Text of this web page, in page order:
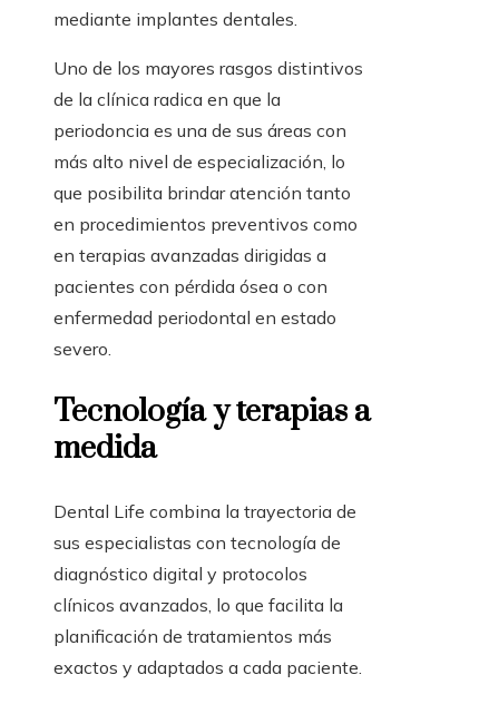
mediante implantes dentales.
Uno de los mayores rasgos distintivos
de la clínica radica en que la
periodoncia es una de sus áreas con
más alto nivel de especialización, lo
que posibilita brindar atención tanto
en procedimientos preventivos como
en terapias avanzadas dirigidas a
pacientes con pérdida ósea o con
enfermedad periodontal en estado
severo.
Tecnología y terapias a
medida
Dental Life combina la trayectoria de
sus especialistas con tecnología de
diagnóstico digital y protocolos
clínicos avanzados, lo que facilita la
planificación de tratamientos más
exactos y adaptados a cada paciente.